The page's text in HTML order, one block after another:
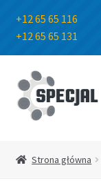
+12 65 65 116
+12 65 65 131
Przejdź
do
nawigacji
Przejdź
do
treści
Strona główna